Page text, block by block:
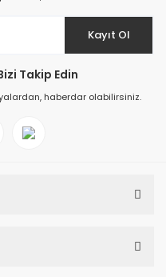
Kayıt Ol
Takip Edin
haberdar olabilirsiniz.